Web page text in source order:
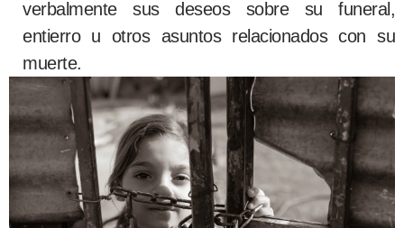
verbalmente sus deseos sobre su funeral,
entierro u otros asuntos relacionados con su
muerte.